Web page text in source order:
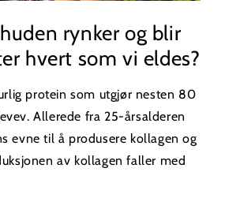
rynker og blir
hvert som vi eldes?
protein som utgjør nesten 80
Allerede fra 25-årsalderen
evne til å produsere kollagen og
av kollagen faller med